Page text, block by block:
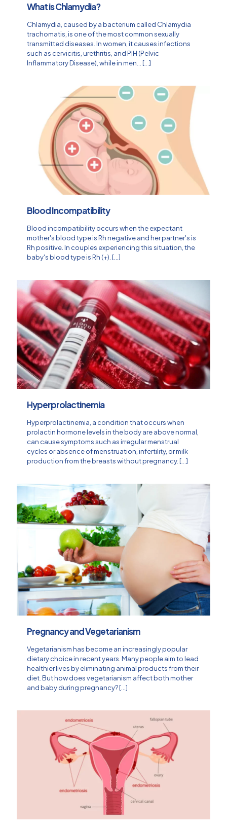
What is Chlamydia?
Chlamydia, caused by a bacterium called Chlamydia
trachomatis, is one of the most common sexually
transmitted diseases. In women, it causes infections
such as cervicitis, urethritis, and PIH (Pelvic
Inflammatory Disease), while in men...
[…]
Blood Incompatibility
Blood incompatibility occurs when the expectant
mother's blood type is Rh negative and her partner's is
Rh positive. In couples experiencing this situation, the
baby's blood type is Rh (+). […]
Hyperprolactinemia
Hyperprolactinemia, a condition that occurs when
prolactin hormone levels in the body are above normal,
can cause symptoms such as irregular menstrual
cycles or absence of menstruation, infertility, or milk
production from the breasts without pregnancy. […]
Pregnancy and Vegetarianism
Vegetarianism has become an increasingly popular
dietary choice in recent years. Many people aim to lead
healthier lives by eliminating animal products from their
diet. But how does vegetarianism affect both mother
and baby during pregnancy?[…]